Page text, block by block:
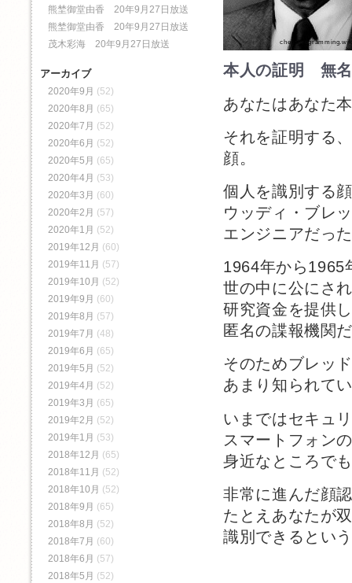
本人の証明 無
あなたはあなた
それを証明する
顔。
個人を識別する
ウッディ・ブレ
エンジニアだっ
1964年から1965
世の中に公にさ
研究資金を提供
匿名の諜報機関
そのためブレッ
あまり知られて
いまではセキュ
スマートフォン
身近なところで
非常に進んだ顔
たとえあなたが
識別できるとい
熊埜御堂由香 20年9月27日放送
熊埜御堂由香 20年9月27日放送
茂木彩海 20年9月27日放送
アーカイブ
2020年9月 (52)
2020年8月 (65)
2020年7月 (52)
2020年6月 (52)
2020年5月 (65)
2020年4月 (53)
2020年3月 (60)
2020年2月 (57)
2020年1月 (52)
2019年12月 (60)
2019年11月 (57)
2019年10月 (52)
2019年9月 (60)
2019年8月 (57)
2019年7月 (48)
2019年6月 (65)
2019年5月 (52)
2019年4月 (52)
2019年3月 (65)
2019年2月 (52)
2019年1月 (53)
2018年12月 (65)
2018年11月 (52)
2018年10月 (52)
2018年9月 (65)
2018年8月 (52)
2018年7月 (60)
2018年6月 (57)
2018年5月 (52)